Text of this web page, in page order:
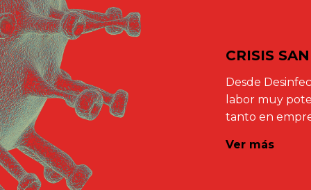
CRISIS
Desde
labor muy
tanto en
Ver más